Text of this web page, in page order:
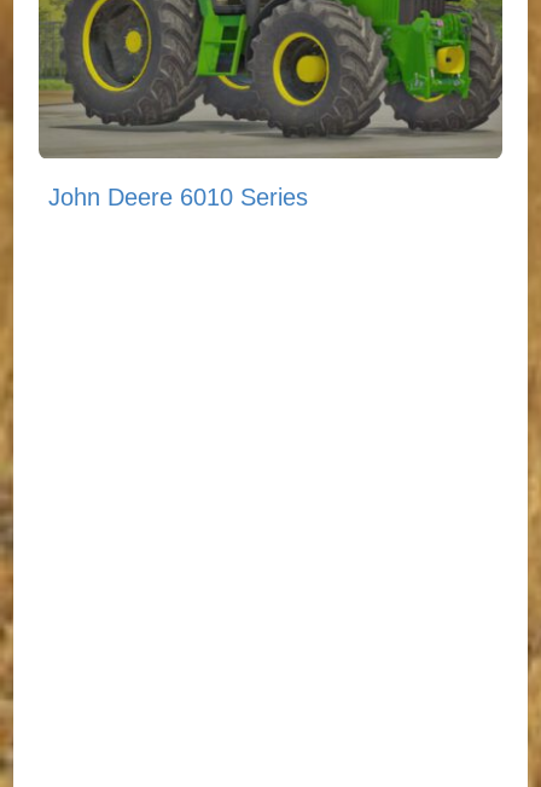
John Deere 6010 Series